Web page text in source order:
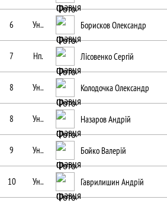
6 Ун.. Борисков Олександр
7 Нп. Лісовенко Сергій
8 Ун.. Колодочка Олександр
8 Ун.. Назаров Андрій
9 Ун.. Бойко Валерій
10 Ун.. Гаврилишин Андрій